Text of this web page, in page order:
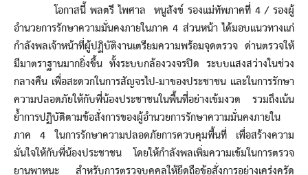
โอกาสนี้ พลตรี ไพศาล หนูสังข์ รองแม่ทัพภาคที่ 4 / รองผู้
อำนวยการรักษาความมั่นคงภายในภาค 4 ส่วนหน้า ได้มอบแนวทางแก่
กำลังพลเจ้าหน้าที่ผู้ปฏิบัติงานเตรียมความพร้อมจุดตรวจ ด่านตรวจให้
มีมาตราฐานมากยิ่งขึ้น ทั้งระบบกล้องวงจรปิด ระบบแสงสว่างในช่วง
กลางคืน เพื่อสะดวกในการสัญจรไป-มาของประชาชน และในการรักษา
ความปลอดภัยให้กับพี่น้องประชาชนในพื้นที่อย่างเข้มงวด รวมถึงเน้น
ย้ำการปฏิบัติตามข้อสั่งการของผู้อำนวยการรักษาความมั่นคงภายใน
ภาค 4 ในการรักษาความปลอดภัยการควบคุมพื้นที่ เพื่อสร้างความ
มั่นใจให้กับพี่น้องประชาชน โดยให้กำลังพลเพิ่มความเข้มในการตรวจ